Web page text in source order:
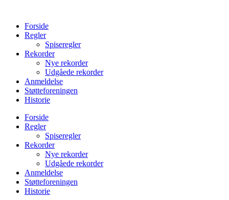
indholdForside
Regler
Spiseregler
Rekorder
Nye rekorder
Udgåede rekorder
Anmeldelse
Støtteforeningen
Historie
Forside
Regler
Spiseregler
Rekorder
Nye rekorder
Udgåede rekorder
Anmeldelse
Støtteforeningen
Historie